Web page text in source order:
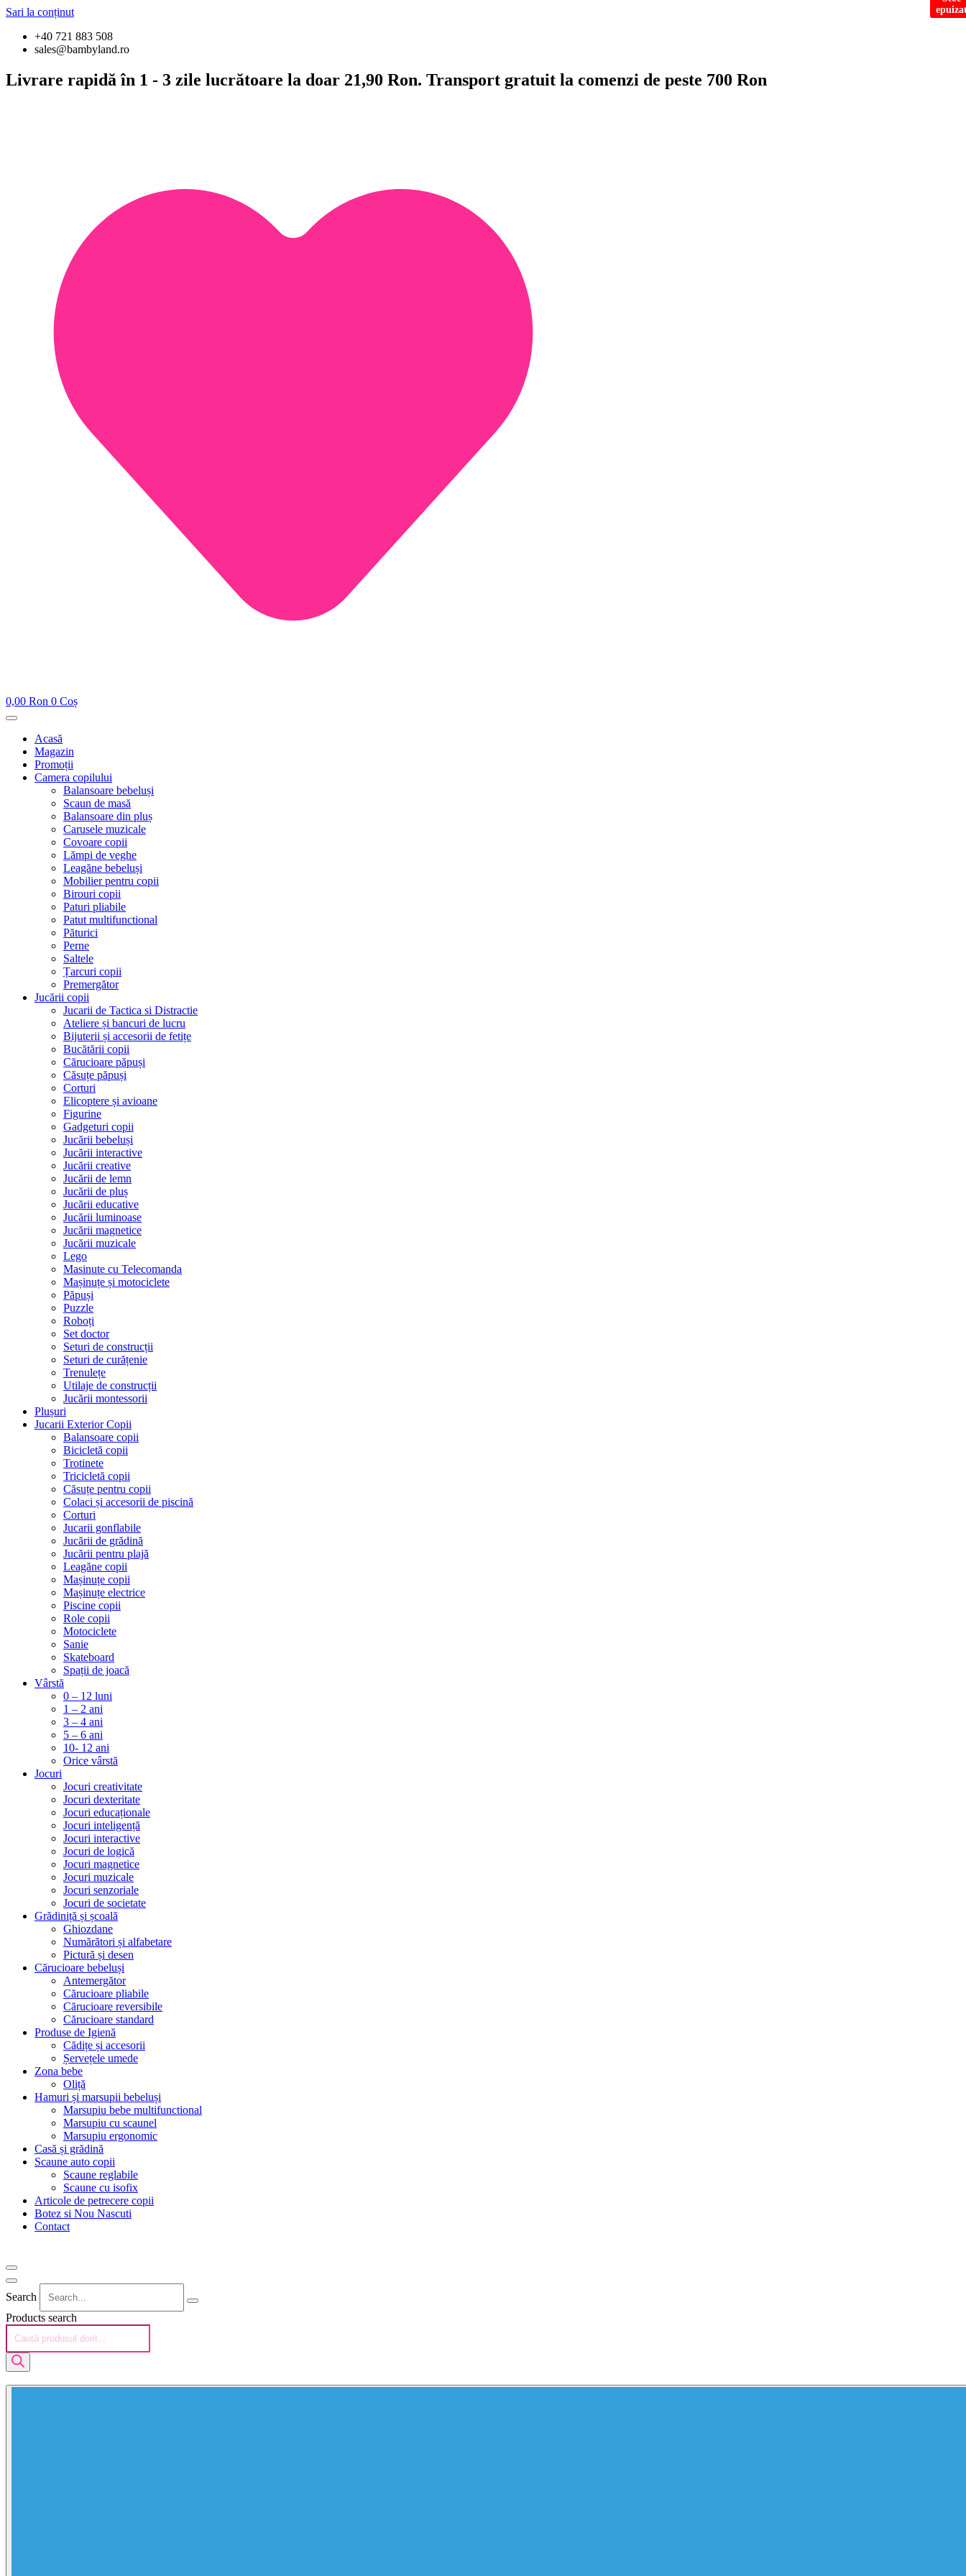
Sari la conținut
+40 721 883 508
sales@bambyland.ro
Livrare rapidă în 1 - 3 zile lucrătoare la doar 21,90 Ron. Transport gratuit la comenzi de peste 700 Ron
0,00 Ron 0 Coș
Acasă
Magazin
Promoții
Camera copilului
Balansoare bebeluși
Scaun de masă
Balansoare din pluș
Carusele muzicale
Covoare copii
Lămpi de veghe
Leagăne bebeluși
Mobilier pentru copii
Birouri copii
Paturi pliabile
Patut multifunctional
Păturici
Perne
Saltele
Țarcuri copii
Premergător
Jucării copii
Jucarii de Tactica si Distractie
Ateliere și bancuri de lucru
Bijuterii și accesorii de fetițe
Bucătării copii
Cărucioare păpuși
Căsuțe păpuși
Corturi
Elicoptere și avioane
Figurine
Gadgeturi copii
Jucării bebeluși
Jucării interactive
Jucării creative
Jucării de lemn
Jucării de pluș
Jucării educative
Jucării luminoase
Jucării magnetice
Jucării muzicale
Lego
Masinute cu Telecomanda
Mașinuțe și motociclete
Păpuși
Puzzle
Roboți
Set doctor
Seturi de construcții
Seturi de curățenie
Trenulețe
Utilaje de construcții
Jucării montessorii
Plușuri
Jucarii Exterior Copii
Balansoare copii
Bicicletă copii
Trotinete
Tricicletă copii
Căsuțe pentru copii
Colaci și accesorii de piscină
Corturi
Jucarii gonflabile
Jucării de grădină
Jucării pentru plajă
Leagăne copii
Mașinuțe copii
Mașinuțe electrice
Piscine copii
Role copii
Motociclete
Sanie
Skateboard
Spații de joacă
Vârstă
0 – 12 luni
1 – 2 ani
3 – 4 ani
5 – 6 ani
10- 12 ani
Orice vârstă
Jocuri
Jocuri creativitate
Jocuri dexteritate
Jocuri educaționale
Jocuri inteligență
Jocuri interactive
Jocuri de logică
Jocuri magnetice
Jocuri muzicale
Jocuri senzoriale
Jocuri de societate
Grădiniță și școală
Ghiozdane
Numărători și alfabetare
Pictură și desen
Cărucioare bebeluși
Antemergător
Cărucioare pliabile
Cărucioare reversibile
Cărucioare standard
Produse de Igienă
Cădițe și accesorii
Șervețele umede
Zona bebe
Oliță
Hamuri și marsupii bebeluși
Marsupiu bebe multifunctional
Marsupiu cu scaunel
Marsupiu ergonomic
Casă și grădină
Scaune auto copii
Scaune reglabile
Scaune cu isofix
Articole de petrecere copii
Botez si Nou Nascuti
Contact
Search
Products search